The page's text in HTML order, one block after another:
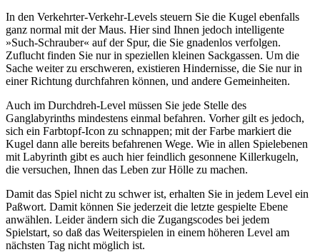
In den Verkehrter-Verkehr-Levels steuern Sie die Kugel ebenfalls
ganz normal mit der Maus. Hier sind Ihnen jedoch intelligente
»Such-Schrauber« auf der Spur, die Sie gnadenlos verfolgen.
Zuflucht finden Sie nur in speziellen kleinen Sackgassen. Um die
Sache weiter zu erschweren, existieren Hindernisse, die Sie nur in
einer Richtung durchfahren können, und andere Gemeinheiten.
Auch im Durchdreh-Level müssen Sie jede Stelle des
Ganglabyrinths mindestens einmal befahren. Vorher gilt es jedoch,
sich ein Farbtopf-Icon zu schnappen; mit der Farbe markiert die
Kugel dann alle bereits befahrenen Wege. Wie in allen Spielebenen
mit Labyrinth gibt es auch hier feindlich gesonnene Killerkugeln,
die versuchen, Ihnen das Leben zur Hölle zu machen.
Damit das Spiel nicht zu schwer ist, erhalten Sie in jedem Level ein
Paßwort. Damit können Sie jederzeit die letzte gespielte Ebene
anwählen. Leider ändern sich die Zugangscodes bei jedem
Spielstart, so daß das Weiterspielen in einem höheren Level am
nächsten Tag nicht möglich ist.